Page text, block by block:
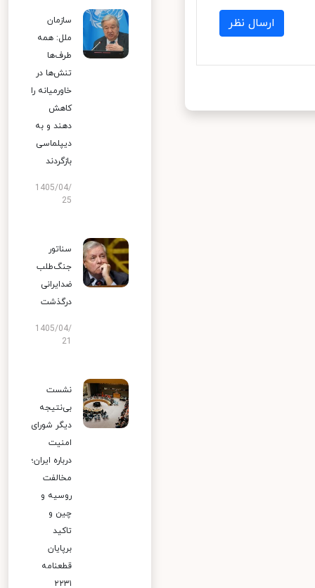
ارسال نظر
سازمان
ملل: همه
طرف‌ها
تنش‌ها در
خاورمیانه را
کاهش
دهند و به
دیپلماسی
بازگردند
1405/04/
25
سناتور
جنگ‌طلب
ضدایرانی
درگذشت
1405/04/
نشست
بی‌نتیجه
دیگر شورای
امنیت
درباره ایران؛
مخالفت
روسیه و
چین و
تاکید
برپایان
قطعنامه
۲۲۳۱